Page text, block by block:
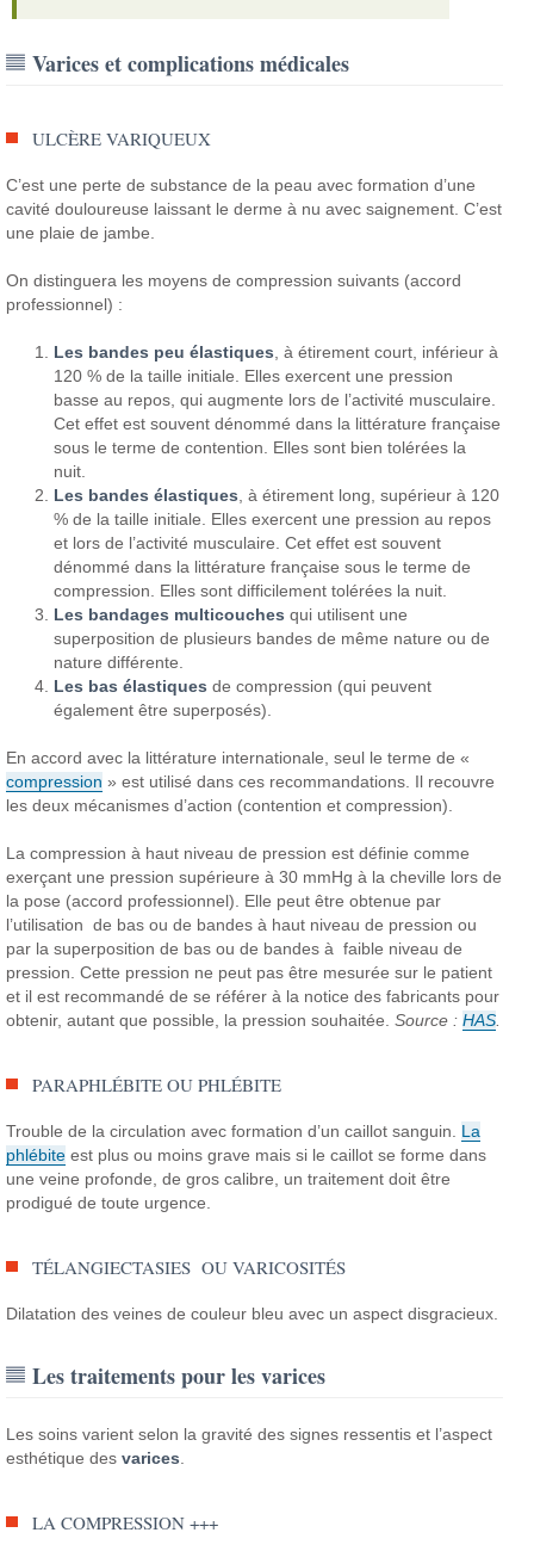
Varices et complications médicales
ULCÈRE VARIQUEUX
C’est une perte de substance de la peau avec formation d’une
cavité douloureuse laissant le derme à nu avec saignement. C’est
une plaie de jambe.
On distinguera les moyens de compression suivants (accord
professionnel) :
Les bandes peu élastiques, à étirement court, inférieur à
120 % de la taille initiale. Elles exercent une pression
basse au repos, qui augmente lors de l’activité musculaire.
Cet effet est souvent dénommé dans la littérature française
sous le terme de contention. Elles sont bien tolérées la
nuit.
Les bandes élastiques, à étirement long, supérieur à 120
% de la taille initiale. Elles exercent une pression au repos
et lors de l’activité musculaire. Cet effet est souvent
dénommé dans la littérature française sous le terme de
compression. Elles sont difficilement tolérées la nuit.
Les bandages multicouches qui utilisent une
superposition de plusieurs bandes de même nature ou de
nature différente.
Les bas élastiques de compression (qui peuvent
également être superposés).
En accord avec la littérature internationale, seul le terme de «
compression » est utilisé dans ces recommandations. Il recouvre
les deux mécanismes d’action (contention et compression).
La compression à haut niveau de pression est définie comme
exerçant une pression supérieure à 30 mmHg à la cheville lors de
la pose (accord professionnel). Elle peut être obtenue par
l’utilisation de bas ou de bandes à haut niveau de pression ou
par la superposition de bas ou de bandes à faible niveau de
pression. Cette pression ne peut pas être mesurée sur le patient
et il est recommandé de se référer à la notice des fabricants pour
obtenir, autant que possible, la pression souhaitée.Source :HAS.
PARAPHLÉBITE OU PHLÉBITE
Trouble de la circulation avec formation d’un caillot sanguin. La
phlébite est plus ou moins grave mais si le caillot se forme dans
une veine profonde, de gros calibre, un traitement doit être
prodigué de toute urgence.
TÉLANGIECTASIES OU VARICOSITÉS
Dilatation des veines de couleur bleu avec un aspect disgracieux.
Les traitements pour les varices
Les soins varient selon la gravité des signes ressentis et l’aspect
esthétique desvarices.
LA COMPRESSION +++